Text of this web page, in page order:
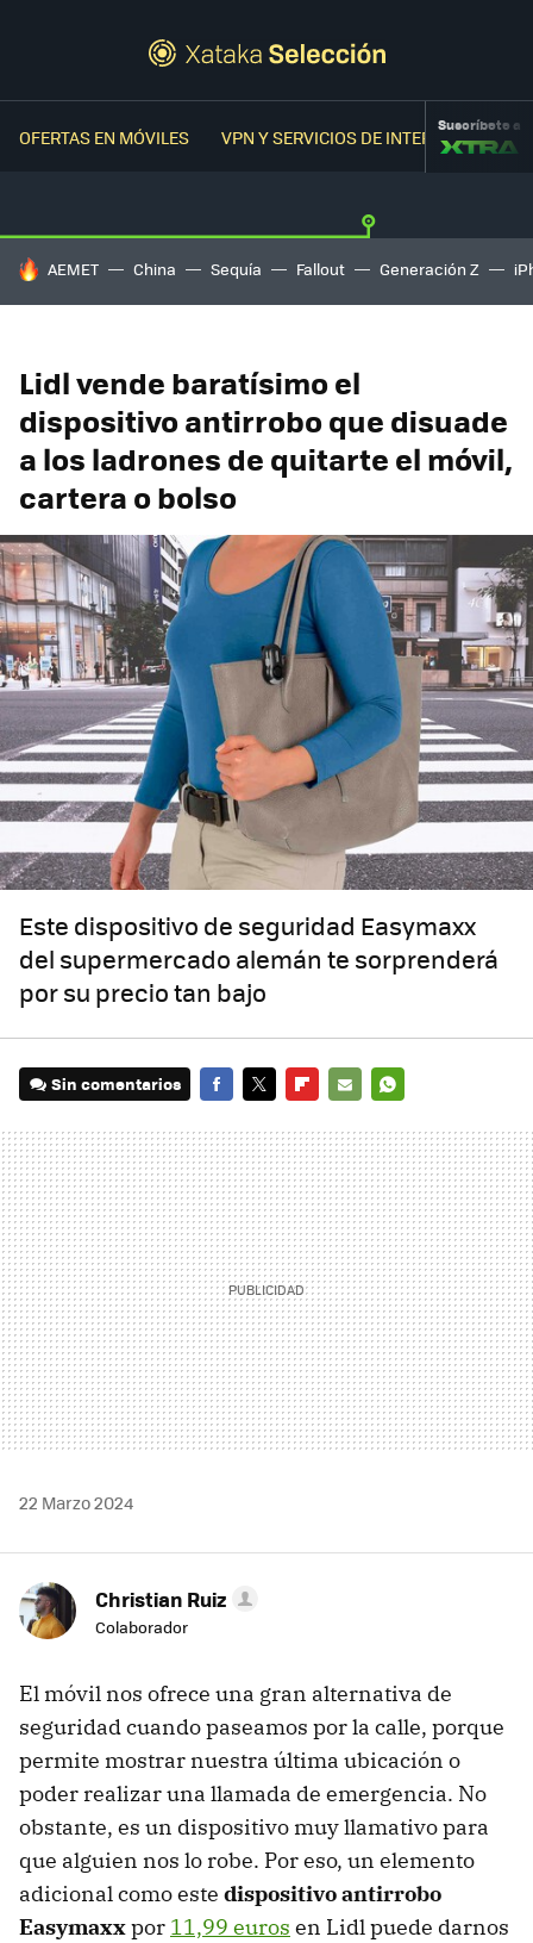
OFERTAS EN MÓVILES VPN Y SERVICIOS DE INTERNETSuscríbete a
HOY SE HABLA DE
AEMET China Sequía Fallout Generación Z
Lidl vende baratísimo el
dispositivo antirrobo que disuade
a los ladrones de quitarte el móvil,
cartera o bolso
Este dispositivo de seguridad Easymaxx
del supermercado alemán te sorprenderá
por su precio tan bajo
Sin comentarios
MAIL
22 Marzo 2024
Christian Ruiz
Colaborador
El móvil nos ofrece una gran alternativa de
seguridad cuando paseamos por la calle, porque
permite mostrar nuestra última ubicación o
poder realizar una llamada de emergencia. No
obstante, es un dispositivo muy llamativo para
que alguien nos lo robe. Por eso, un elemento
adicional como este dispositivo antirrobo
Easymaxxpor 11,99 euros en Lidl puede darnos